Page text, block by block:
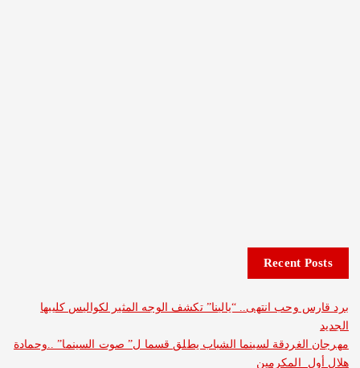
Recent
انتهى.. “يالينا” تكشف الوجه المثير لكواليس كليبها
لسينما الشباب يطلق قسما ل” صوت السينما” ..وحمادة